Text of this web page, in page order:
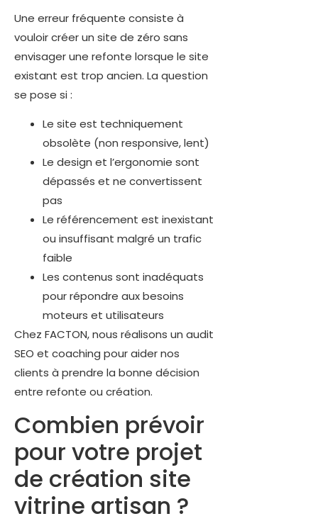
Une erreur fréquente consiste à
vouloir créer un site de zéro sans
envisager une refonte lorsque le site
existant est trop ancien. La question
se pose si :
Le site est techniquement
obsolète (non responsive, lent)
Le design et l’ergonomie sont
dépassés et ne convertissent
pas
Le référencement est inexistant
ou insuffisant malgré un trafic
faible
Les contenus sont inadéquats
pour répondre aux besoins
moteurs et utilisateurs
Chez FACTON, nous réalisons un audit
SEO et coaching pour aider nos
clients à prendre la bonne décision
entre refonte ou création.
Combien prévoir
pour votre projet
de création site
vitrine artisan ?